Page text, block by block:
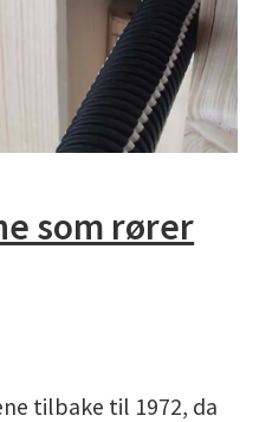
som rører
tilbake til 1972, da